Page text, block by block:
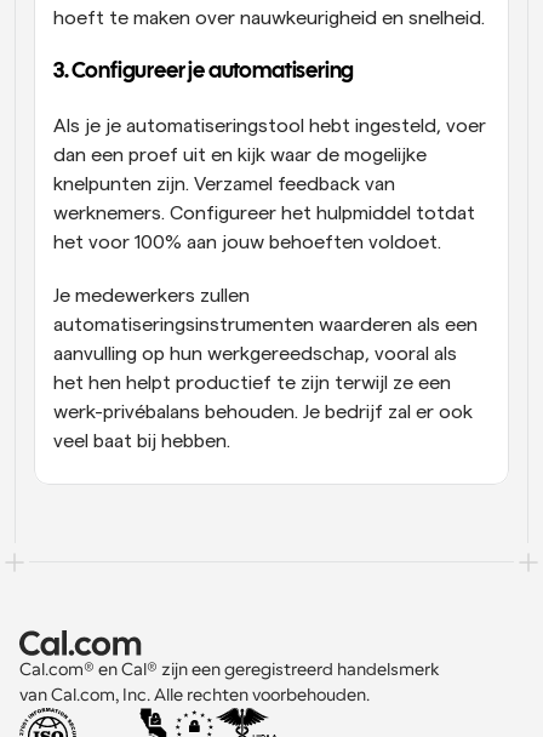
hoeft te maken over nauwkeurigheid en snelheid.
3. Configureer je automatisering
Als je je automatiseringstool hebt ingesteld, voer
dan een proef uit en kijk waar de mogelijke
knelpunten zijn. Verzamel feedback van
werknemers. Configureer het hulpmiddel totdat
het voor 100% aan jouw behoeften voldoet.
Je medewerkers zullen
automatiseringsinstrumenten waarderen als een
aanvulling op hun werkgereedschap, vooral als
het hen helpt productief te zijn terwijl ze een
werk-privébalans behouden. Je bedrijf zal er ook
veel baat bij hebben.
Cal.com® en Cal® zijn een geregistreerd handelsmerk
van Cal.com, Inc. Alle rechten voorbehouden.